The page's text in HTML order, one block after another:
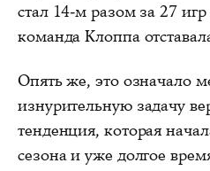
стал 14-м разом за 27
команда Клоппа
Опять же, это означало
изнурительную задачу
тенденция, которая
сезона и уже долгое